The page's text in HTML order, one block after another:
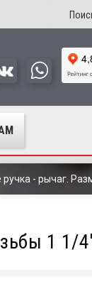
- рычаг.
1 1/